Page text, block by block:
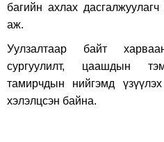
багийн ахлах
аж.
Уулзалтаар байт
сургуулилт, цаашдын
тамирчдын нийгэмд
хэлэлцсэн байна.